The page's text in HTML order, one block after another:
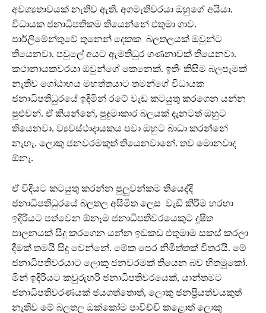
අවශ්‍යතාවයක් නැතිව ඇති. අගමැතිවරයා ඔහුගේ අයියා.
විධායක ජනාධිපතිකම තියෙන්නේ එතුමා ගාව.
පාර්ලිමේන්තුවේ තුනෙන් දෙකක බලතලයක් ඔවුන්ට
තියෙනවා. පවුලේ අයට ඇමතිධුර ගණනාවක් තියෙනවා.
කථානායකවරයා ඔවුන්ගේ කෙනෙක්. ඉතිං කිසිම බලපෑමක්
නැතිව ගෝඨාභය මහත්තයාට තමන්ගේ විධායක
ජනාධිපතිධුරයේ ඉදිමින් රටේ වැඩ කටයුතු කරගෙන යන්න
පුළුවන්. ඒ කියන්නේ, පුදුමාකාර බලයක් දැනටත් ඔහුට
තියෙනවා. ව්‍යවස්ථාදායකය පවා ඔහුට බාධා කරන්නේ
නැහැ. ලොකු ජනවරමකුත් තියෙනවානේ. තව මොනවාද
ඕනෑ.
ඒ විදියට කටයුතු කරන්න පුලුවන්කම තියෙද්දි
ජනාධිපතිධුරයේ බලතල අසීමිත ලෙස වැඩි කිරීම හරහා
ඉදිරියට පත්වෙන ඕනෑම ජනාධිපතිවරයෙකුට දූෂිත
පාලනයක් සිදු කරගෙන යන්න ඉඩකඩ එතුමාම සකස් කරලා
දීමක් තමයි සිදු වෙන්නේ. මේක පෙර නිමිත්තක් විතරයි. මේ
ජනාධිපතිවරයාට ලොකු ජනවරමක් තියෙන බව හිතමුකෝ.
මින් ඉදිරියට කවුරුහරි ජනාධිපතිවරයෙක්, යාන්තමට
ජනාධිපතිවරණයක් ජයගත්තොත්, ලොකු ජනප්‍රියත්වයකුත්
නැතිව මේ බලතල ඔක්කෝම පාවිච්චි කළොත් ලොකු